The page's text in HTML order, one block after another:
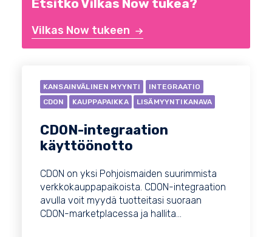
Etsitkö Vilkas Now tukea?
Vilkas Now tukeen
KANSAINVÄLINEN MYYNTI
INTEGRAATIO
CDON
KAUPPAPAIKKA LISÄMYYNTIKANAVA
CDON-integraation
käyttöönotto
CDON on yksi Pohjoismaiden suurimmista
verkkokauppapaikoista. CDON-integraation
avulla voit myydä tuotteitasi suoraan
CDON-marketplacessa ja hallita...